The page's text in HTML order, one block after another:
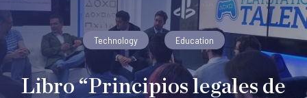
Technology Education
Libro “Principios legales de